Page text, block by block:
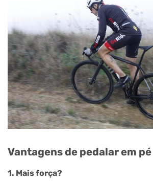
Vantagens de pedalar em pé
1. Mais força?